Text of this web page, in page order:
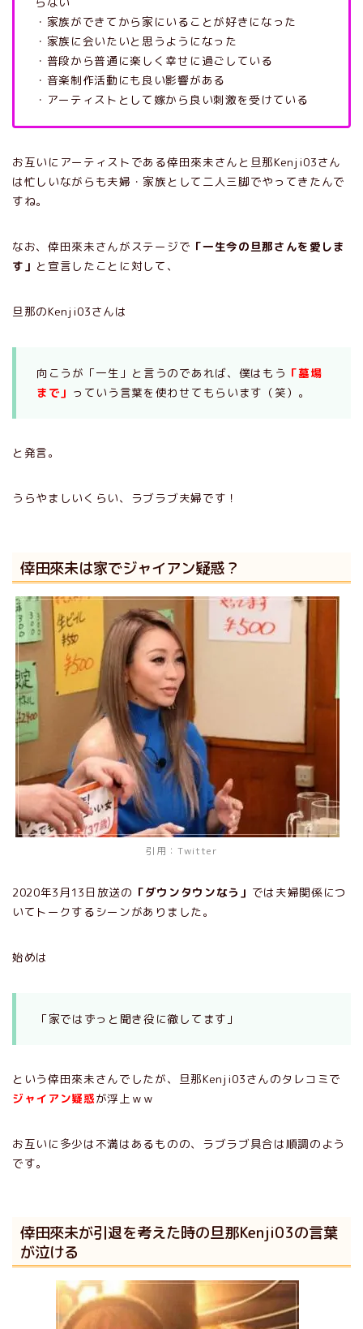
・家族ができてから家にいることが好きになった
・家族に会いたいと思うようになった
・普段から普通に楽しく幸せに過ごしている
・音楽制作活動にも良い影響がある
・アーティストとして嫁から良い刺激を受けている
お互いにアーティストである倖田來未さんと旦那Kenji03さん
は忙しいながらも夫婦・家族として二人三脚でやってきたんで
すね。
なお、倖田來未さんがステージで 「一生今の旦那さんを愛しま
す」 と宣言したことに対して、
旦那のKenji03さんは
向こうが「一生」と言うのであれば、僕はもう 「墓場
まで」 っていう言葉を使わせてもらいます（笑）。
と発言。
うらやましいくらい、ラブラブ夫婦です！
倖田來未は家でジャイアン疑惑？
引用：Twitter
2020年3月13日放送の 「ダウンタウンなう」 では夫婦関係につ
いてトークするシーンがありました。
始めは
「家ではずっと聞き役に徹してます」
という倖田來未さんでしたが、旦那Kenji03さんのタレコミで
ジャイアン疑惑が浮上ｗｗ
お互いに多少は不満はあるものの、ラブラブ具合は順調のよう
です。
倖田來未が引退を考えた時の旦那Kenji03の言葉
が泣ける